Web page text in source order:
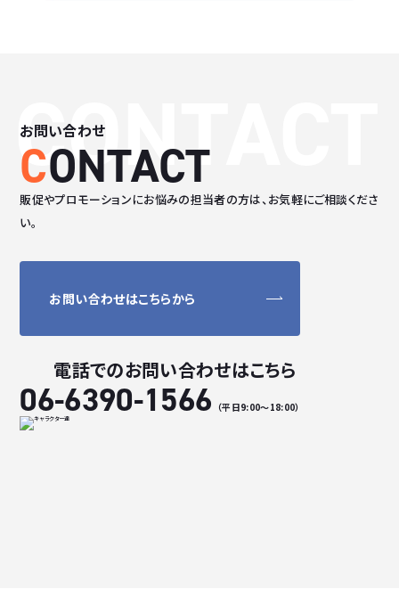
お問い合わせ
CONTACT
販促やプロモーションにお悩みの担当者の方は、 お気軽にご相談くださ
い。
お問い合わせはこちらから
電話でのお問い合わせはこちら
06-6390-1566 （平日9:00〜18:00）
CONTACT